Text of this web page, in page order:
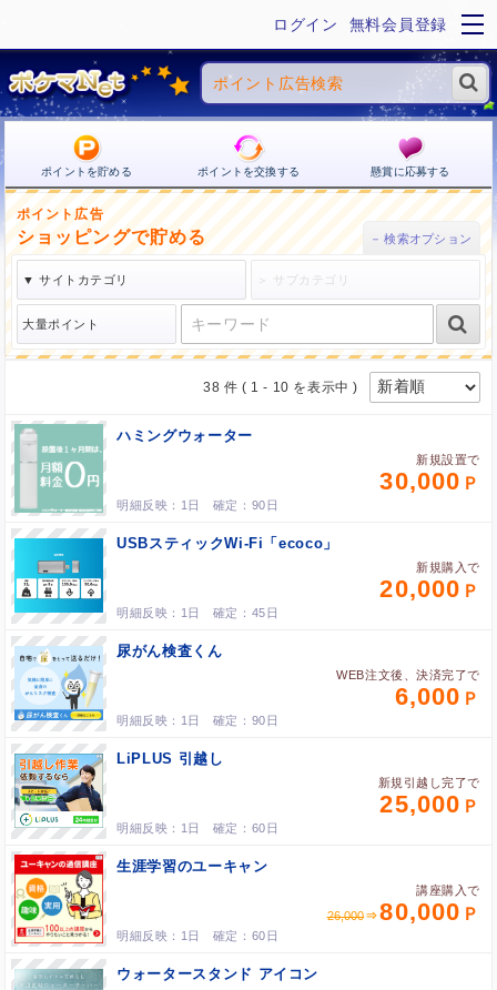
ログイン 無料会員登録
ポイントを貯める ポイントを交換する 懸賞に応募する
ポイント広告
ショッピングで貯める
38 件 ( 1 - 10 を表示中 )
ハミングウォーター
新規設置で
30,000
1日 90日
USBスティックWi-Fi「ecoco」
新規購入で
20,000
1日 45日
尿がん検査くん
WEB注文後、決済完了で
6,000
1日 90日
LiPLUS 引越し
新規引越し完了で
25,000
1日 60日
生涯学習のユーキャン
講座購入で
26,000
80,000
1日 60日
ウォータースタンド アイコン